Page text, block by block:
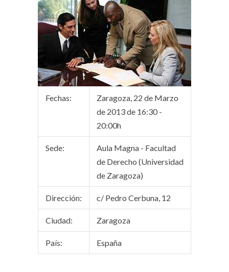
Fechas:
Zaragoza, 22 de Marzo
de 2013 de 16:30 -
20:00h
Sede:
Aula Magna - Facultad
de Derecho (Universidad
de Zaragoza)
Dirección: c/ Pedro Cerbuna, 12
Ciudad: Zaragoza
País: España